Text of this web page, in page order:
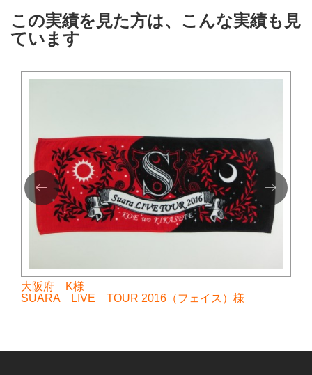
この実績を見た方は、こんな実績も見
ています
大阪府 K様
SUARA LIVE TOUR 2016（フェイス）様